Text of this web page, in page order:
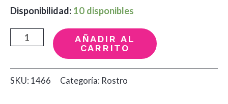
Disponibilidad: 10 disponibles
Primer
el
rostro
AÑADIR AL
CARRITO
SKU: 1466 Categoría: Rostro